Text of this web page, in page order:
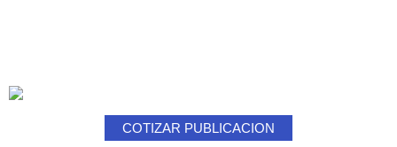
COTIZAR PUBLICACION